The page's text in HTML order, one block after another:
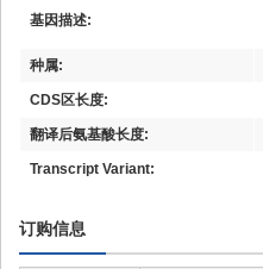
基因描述:
种属:
CDS区长度:
翻译后氨基酸长度:
Transcript Variant:
订购信息